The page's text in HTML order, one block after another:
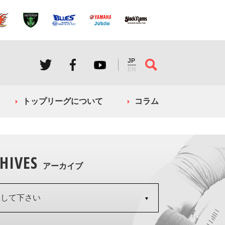
JP
EN
トップリーグについて コラム
アーカイブ
て下さい